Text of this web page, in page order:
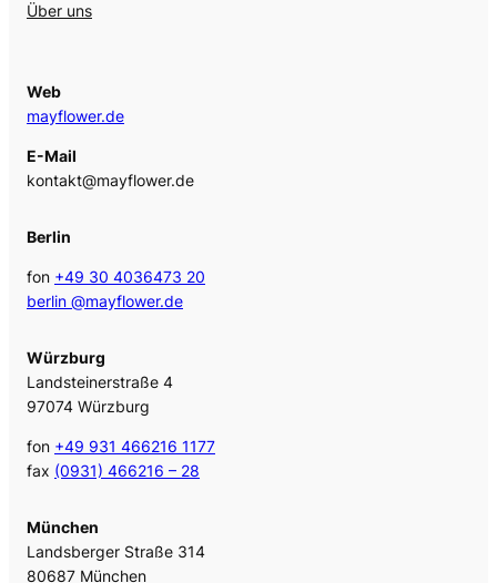
Über uns
Web
mayflower.de
E-Mail
kontakt@mayflower.de
Berlin
fon +49 30 4036473 20
berlin @mayflower.de
Würzburg
Landsteinerstraße 4
97074 Würzburg
fon +49 931 466216 1177
fax (0931) 466216 – 28
München
Landsberger Straße 314
80687 München